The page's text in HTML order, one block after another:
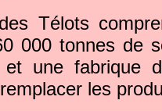
Télots
000 tonnes de
et une fabrique
les